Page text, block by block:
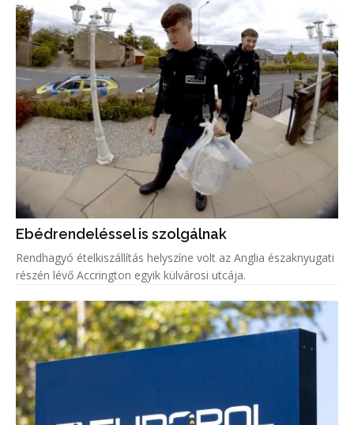
Ebédrendeléssel is szolgálnak
Rendhagyó ételkiszállítás helyszíne volt az Anglia északnyugati
részén lévő Accrington egyik külvárosi utcája.